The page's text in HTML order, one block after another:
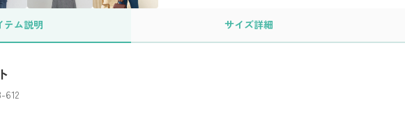
テム説明 サイズ詳細
612